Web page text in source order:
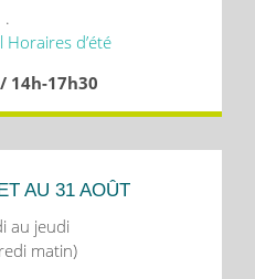
.
Horaires d’été
14h-17h30
AU 31 AOÛT
au jeudi
matin)